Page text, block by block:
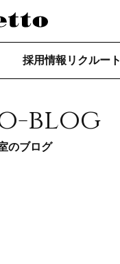
採用情報リクルート
blog
のブログ